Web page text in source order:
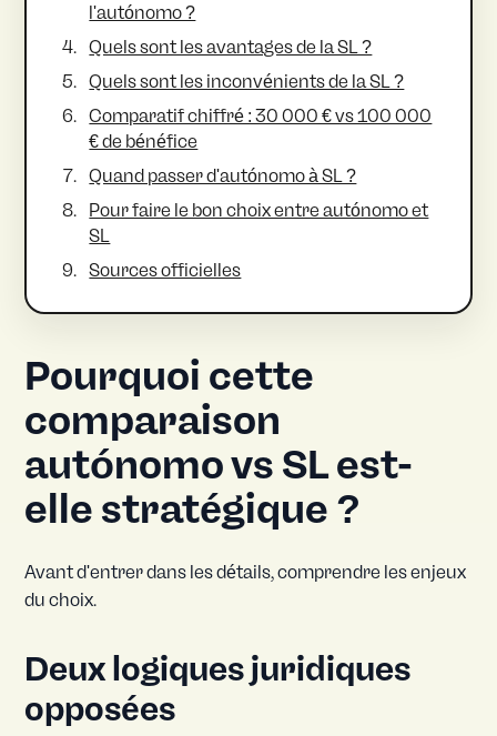
l'autónomo ?
Quels sont les avantages de la SL ?
Quels sont les inconvénients de la SL ?
Comparatif chiffré : 30 000 € vs 100 000
€ de bénéfice
Quand passer d'autónomo à SL ?
Pour faire le bon choix entre autónomo et
SL
Sources officielles
Pourquoi cette
comparaison
autónomo vs SL est-
elle stratégique ?
Avant d'entrer dans les détails, comprendre les enjeux
du choix.
Deux logiques juridiques
opposées